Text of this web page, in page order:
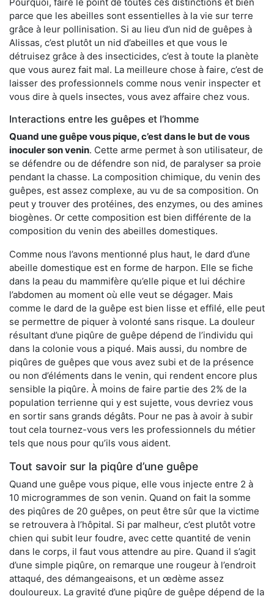
parce que les abeilles sont essentielles à la vie sur terre
grâce à leur pollinisation. Si au lieu d’un nid de guêpes à
Alissas, c’est plutôt un nid d’abeilles et que vous le
détruisez grâce à des insecticides, c’est à toute la planète
que vous aurez fait mal. La meilleure chose à faire, c’est de
laisser des professionnels comme nous venir inspecter et
vous dire à quels insectes, vous avez affaire chez vous.
Interactions entre les guêpes et l’homme
Quand une guêpe vous pique, c’est dans le but de vous
inoculer son venin. Cette arme permet à son utilisateur, de
se défendre ou de défendre son nid, de paralyser sa proie
pendant la chasse. La composition chimique, du venin des
guêpes, est assez complexe, au vu de sa composition. On
peut y trouver des protéines, des enzymes, ou des amines
biogènes. Or cette composition est bien différente de la
composition du venin des abeilles domestiques.
Comme nous l’avons mentionné plus haut, le dard d’une
abeille domestique est en forme de harpon. Elle se fiche
dans la peau du mammifère qu’elle pique et lui déchire
l’abdomen au moment où elle veut se dégager. Mais
comme le dard de la guêpe est bien lisse et effilé, elle peut
se permettre de piquer à volonté sans risque. La douleur
résultant d’une piqûre de guêpe dépend de l’individu qui
dans la colonie vous a piqué. Mais aussi, du nombre de
piqûres de guêpes que vous avez subi et de la présence
ou non d’éléments dans le venin, qui rendent encore plus
sensible la piqûre. À moins de faire partie des 2% de la
population terrienne qui y est sujette, vous devriez vous
en sortir sans grands dégâts. Pour ne pas à avoir à subir
tout cela tournez-vous vers les professionnels du métier
tels que nous pour qu’ils vous aident.
Tout savoir sur la piqûre d’une guêpe
Quand une guêpe vous pique, elle vous injecte entre 2 à
10 microgrammes de son venin. Quand on fait la somme
des piqûres de 20 guêpes, on peut être sûr que la victime
se retrouvera à l’hôpital. Si par malheur, c’est plutôt votre
chien qui subit leur foudre, avec cette quantité de venin
dans le corps, il faut vous attendre au pire. Quand il s’agit
d’une simple piqûre, on remarque une rougeur à l’endroit
attaqué, des démangeaisons, et un œdème assez
douloureux. La gravité d’une piqûre de guêpe dépend de la